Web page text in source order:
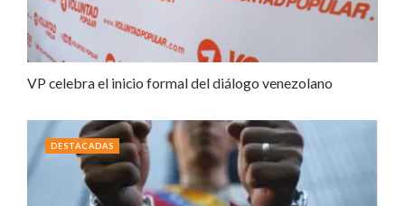
VP celebra el inicio formal del diálogo venezolano
DESTACADAS